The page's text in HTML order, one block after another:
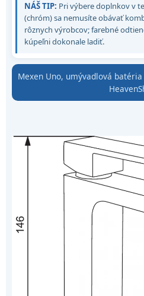
NÁŠ TIP: Pri výbere doplnkov v
(chróm) sa nemusíte obávať
rôznych výrobcov; farebné
kúpeľni dokonale ladiť.
Mexen Uno, umývadlová